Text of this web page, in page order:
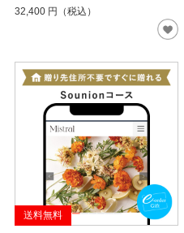
32,400 円（税込）
送料無料